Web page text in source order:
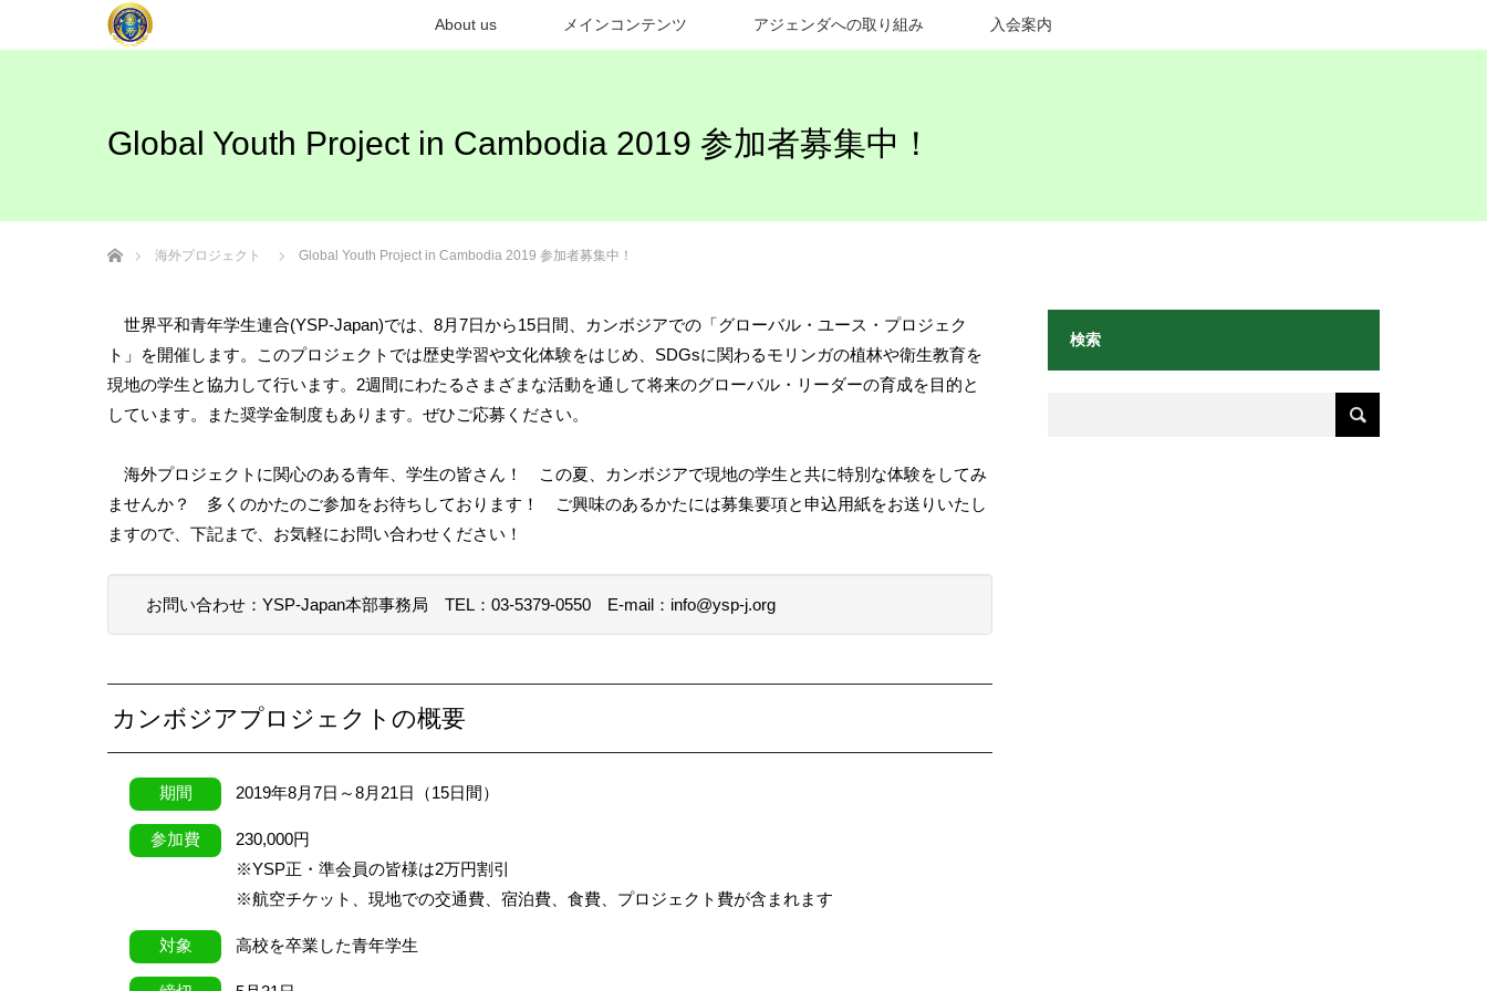
About us メインコンテンツ アジェンダへの取り組み 入会案内
Global Youth Project in Cambodia 2019 参加者募集中！
海外プロジェクト
Global Youth Project in Cambodia 2019 参加者募集中！
世界平和青年学生連合(YSP-Japan)では、8月7日から15日間、カンボジアでの「グローバル・ユース・プロジェク
ト」を開催します。このプロジェクトでは歴史学習や文化体験をはじめ、SDGsに関わるモリンガの植林や衛生教育を
現地の学生と協力して行います。2週間にわたるさまざまな活動を通して将来のグローバル・リーダーの育成を目的と
しています。また奨学金制度もあります。ぜひご応募ください。
海外プロジェクトに関心のある青年、学生の皆さん！ この夏、カンボジアで現地の学生と共に特別な体験をしてみ
ませんか？ 多くのかたのご参加をお待ちしております！ ご興味のあるかたには募集要項と申込用紙をお送りいたし
ますので、下記まで、お気軽にお問い合わせください！
お問い合わせ：YSP-Japan本部事務局 TEL：03-5379-0550 E-mail：info@ysp-j.org
カンボジアプロジェクトの概要
期間 2019年8月7日～8月21日（15日間）
参加費
230,000円
※YSP正・準会員の皆様は2万円割引
※航空チケット、現地での交通費、宿泊費、食費、プロジェクト費が含まれます
対象 高校を卒業した青年学生
検索